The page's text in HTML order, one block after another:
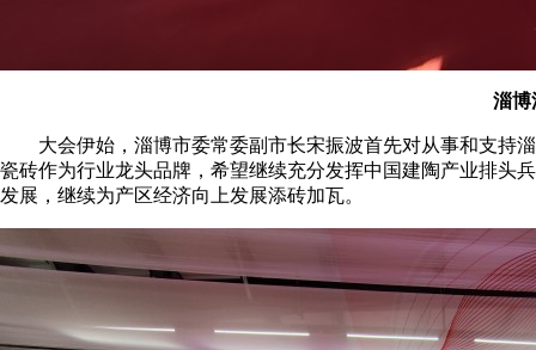
淄博
大会伊始，淄博市委常委副市长宋振波首先对从事和支持淄
瓷砖作为行业龙头品牌，希望继续充分发挥中国建陶产业排头
发展，继续为产区经济向上发展添砖加瓦。